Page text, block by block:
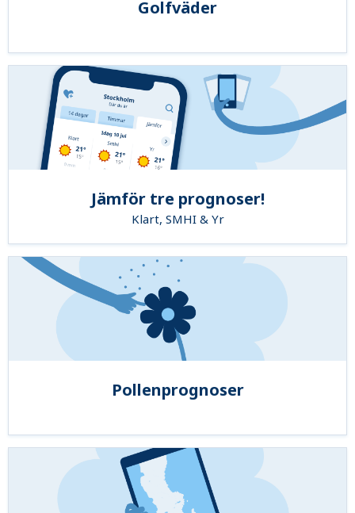
Golfväder
Jämför tre prognoser!
Klart, SMHI & Yr
Pollenprognoser